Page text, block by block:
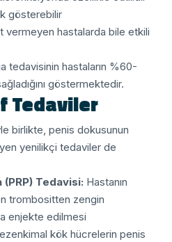
gösterebilir
vermeyen hastalarda bile etkili
tedavisinin hastaların %60-
göstermektedir.
Tedaviler
birlikte, penis dokusunun
yenilikçi tedaviler de
Tedavisi: Hastanın
trombositten zengin
enjekte edilmesi
kök hücrelerin penis